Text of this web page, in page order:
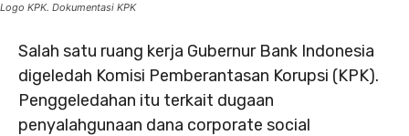
Logo KPK. Dokumentasi KPK
Salah satu ruang kerja Gubernur Bank Indonesia
digeledah Komisi Pemberantasan Korupsi (KPK).
Penggeledahan itu terkait dugaan
penyalahgunaan dana corporate social